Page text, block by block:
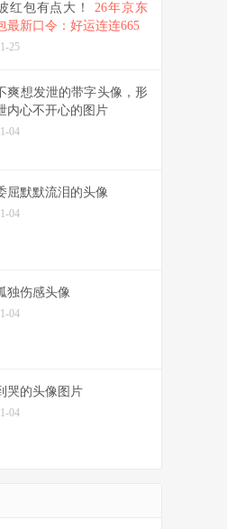
红包有点大！ 26年京东
最新口令：好运连连665
25
爽想发泄的带字头像，形
内心不开心的图片
04
屈默默流泪的头像
04
独伤感头像
04
哭的头像图片
04